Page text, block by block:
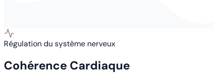
Régulation du système nerveux
Cohérence Cardiaque